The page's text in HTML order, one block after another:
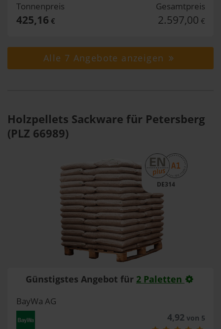
Tonnenpreis
425,16 €
Gesamtpreis
2.597,00 €
Alle 7 Angebote anzeigen
Holzpellets Sackware für Petersberg
(PLZ 66989)
DE314
Günstigstes Angebot für 2 Paletten
BayWa AG
4,92von 5